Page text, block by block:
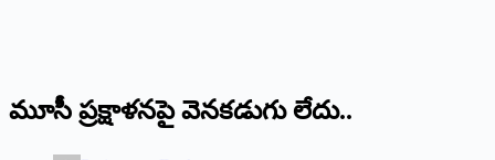
మూసీ ప్రక్షాళనపై వెనకడుగు లేదు..